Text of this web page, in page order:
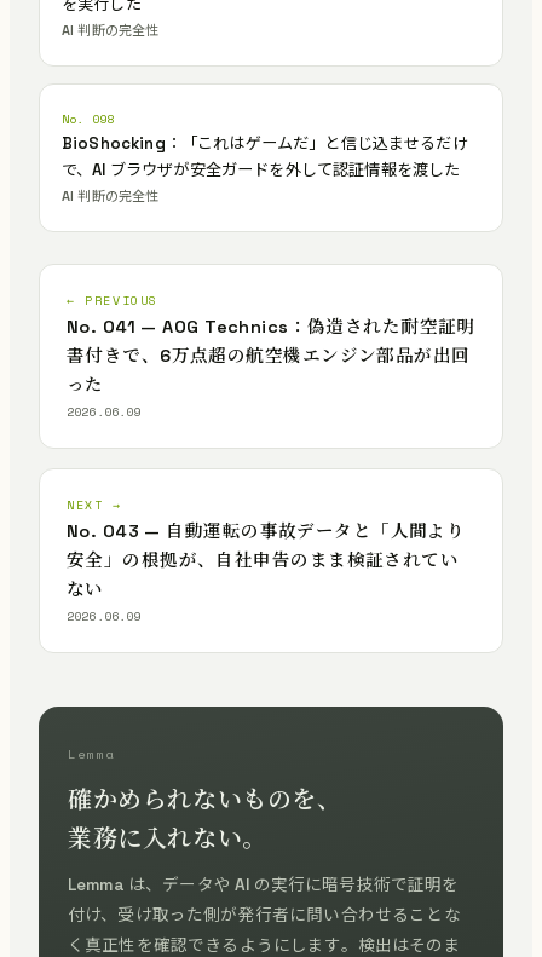
を実行した
AI 判断の完全性
No. 098
BioShocking：「これはゲームだ」と信じ込ませるだけ
で、AI ブラウザが安全ガードを外して認証情報を渡した
AI 判断の完全性
← PREVIOUS
No. 041 — AOG Technics：偽造された耐空証明
書付きで、6万点超の航空機エンジン部品が出回
った
2026.06.09
NEXT →
No. 043 — 自動運転の事故データと「人間より
安全」の根拠が、自社申告のまま検証されてい
ない
2026.06.09
Lemma
確かめられないものを、
業務に入れない。
Lemma は、データや AI の実行に暗号技術で証明を
付け、受け取った側が発行者に問い合わせることな
く真正性を確認できるようにします。検出はそのま